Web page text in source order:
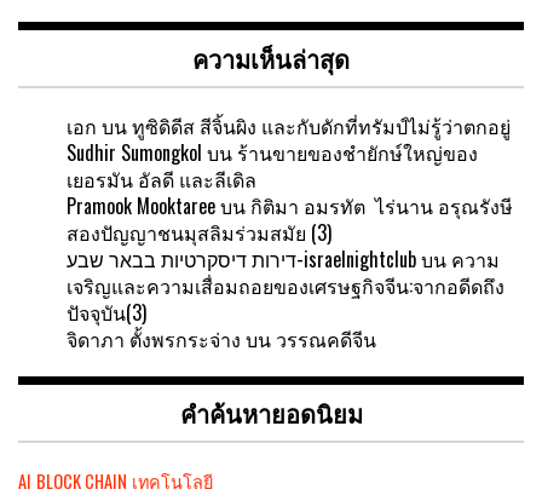
ความเห็นล่าสุด
เอก บนทูซิดิดีส สีจิ้นผิง และกับดักที่ทรัมป์ไม่รู้ว่าตกอยู่
Sudhir Sumongkol บน ร้านขายของชำยักษ์ใหญ่ของ
เยอรมัน อัลดี และลีเดิล
Pramook Mooktareeบน กิติมา อมรทัต ไร่นาน อรุณรังษี
สองปัญญาชนมุสลิมร่วมสมัย (3)
דירות דיסקרטיות בבאר שבע-israelnightclubบน ความ
เจริญและความเสื่อมถอยของเศรษฐกิจจีน:จากอดีดถึง
ปัจจุบัน(3)
จิดาภา ตั้งพรกระจ่าง บน วรรณคดีจีน
คำค้นหายอดนิยม
AI BLOCK CHAIN เทคโนโลยี